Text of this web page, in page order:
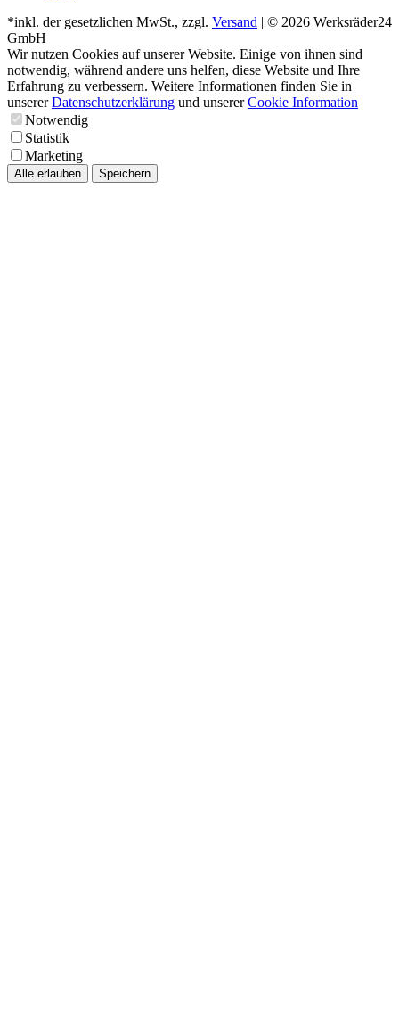
*inkl. der gesetzlichen MwSt., zzgl. Versand | © 2026 Werksräder24
GmbH
Wir nutzen Cookies auf unserer Website. Einige von ihnen sind
notwendig, während andere uns helfen, diese Website und Ihre
Erfahrung zu verbessern. Weitere Informationen finden Sie in
unsererDatenschutzerklärung und unsererCookie Information
Notwendig
Statistik
Marketing
Alle erlauben Speichern